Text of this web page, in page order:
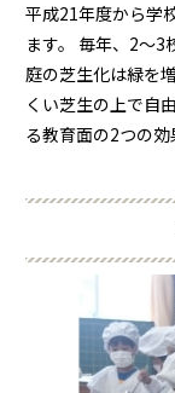
平成21年度から学
ます。 毎年、2～3
庭の芝生化は緑を
くい芝生の上で自
る教育面の2つの効